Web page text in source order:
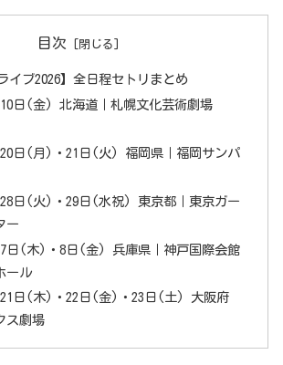
目次
イブ2026】全日程セトリまとめ
10日(金) 北海道｜札幌文化芸術劇場
20日(月)・21日(火) 福岡県｜福岡サンパ
28日(火)・29日(水祝) 東京都｜東京ガー
ー
7日(木)・8日(金) 兵庫県｜神戸国際会館
ール
21日(木)・22日(金)・23日(土) 大阪府
ス劇場